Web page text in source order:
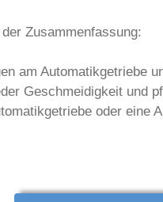
Zusammenfassung:
am Automatikgetriebe
Geschmeidigkeit und
oder eine